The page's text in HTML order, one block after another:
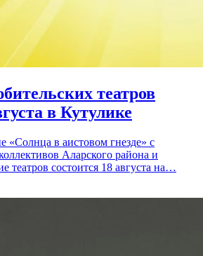
театров
в Кутулике
«Солнца в аистовом гнезде» с
Аларского района и
театров состоится 18 августа на…